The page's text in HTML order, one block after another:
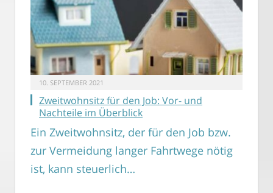
10. SEPTEMBER 2021
Zweitwohnsitz für den Job: Vor- und
Nachteile im Überblick
Ein Zweitwohnsitz, der für den Job bzw.
zur Vermeidung langer Fahrtwege nötig
ist, kann steuerlich…